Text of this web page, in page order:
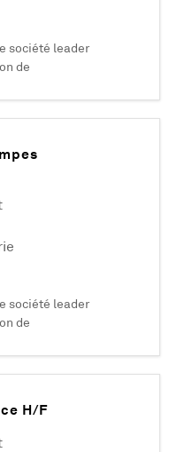
société leader
de
et
14001, EN
de 500
domaines
DIP SA dé
société leader
de
et
14001, EN
de 500
domaines
DIP SA dév
H/F